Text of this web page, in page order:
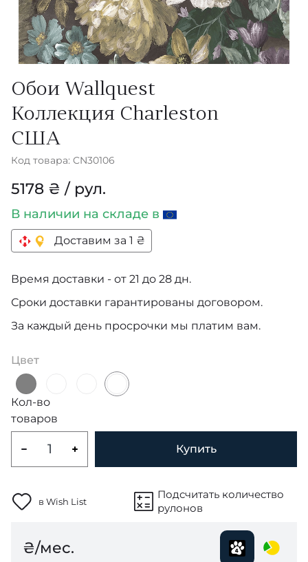
Обои Wallquest
Коллекция Charleston
США
Код товара: CN30106
5178 ₴ / рул.
В наличии на складе в
Доставим за 1 ₴
Время доставки - от 21 до 28 дн.
Сроки доставки гарантированы договором.
За каждый день просрочки мы платим вам.
Цвет
Кол-во
товаров
Купить
в Wish List
Подсчитать количество
рулонов
₴/мес.